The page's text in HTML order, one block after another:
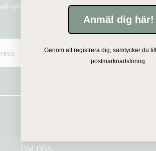
nyheterna, unika erbjudanden och inspirerande
all personlig information i enlighet med vår
OM OSS
Anmäl dig här!
Genom att registrera dig, samtycker du
postmarknadsföring.